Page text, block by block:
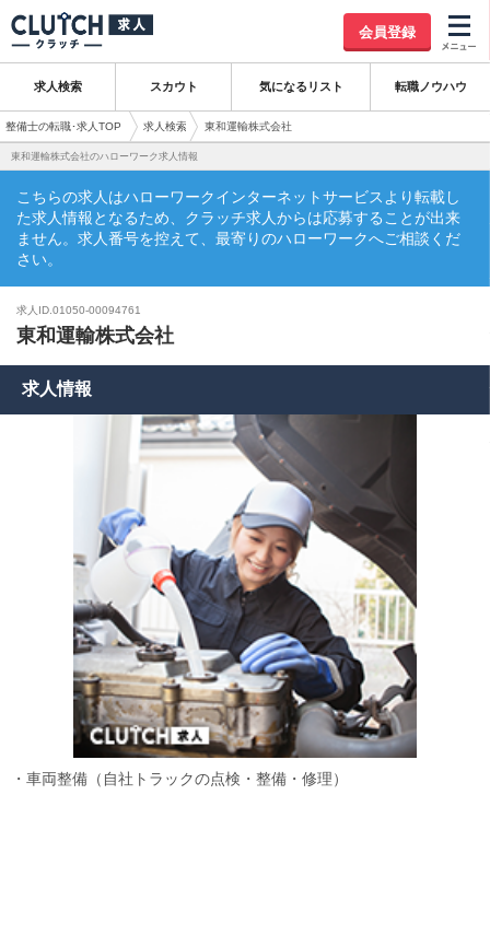
会員登録
求人検索 スカウト 気になるリスト 転職ノウハウ
整備士の転職･求人TOP 求人検索 東和運輸株式会社
東和運輸株式会社のハローワーク求人情報
こちらの求人はハローワークインターネットサービスより転載し
た求人情報となるため、クラッチ求人からは応募することが出来
ません。求人番号を控えて、最寄りのハローワークへご相談くだ
さい。
求人ID.01050-00094761
東和運輸株式会社
求人情報
・車両整備（自社トラックの点検・整備・修理）